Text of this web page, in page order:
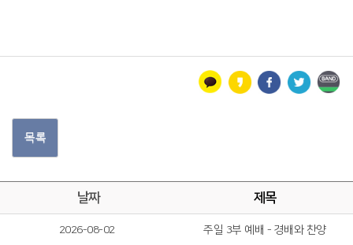
목록
날짜 제목
2026-08-02 주일 3부 예배 - 경배와 찬양